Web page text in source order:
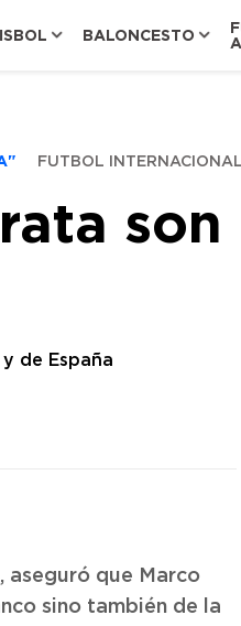
BALONCESTO
FUTBOL INTERNACIONAL
aseguró que Marco
sino también de la